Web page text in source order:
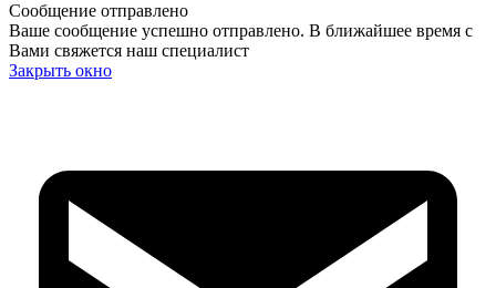
Сообщение отправлено
Ваше сообщение успешно отправлено. В ближайшее время с
Вами свяжется наш специалист
Закрыть окно